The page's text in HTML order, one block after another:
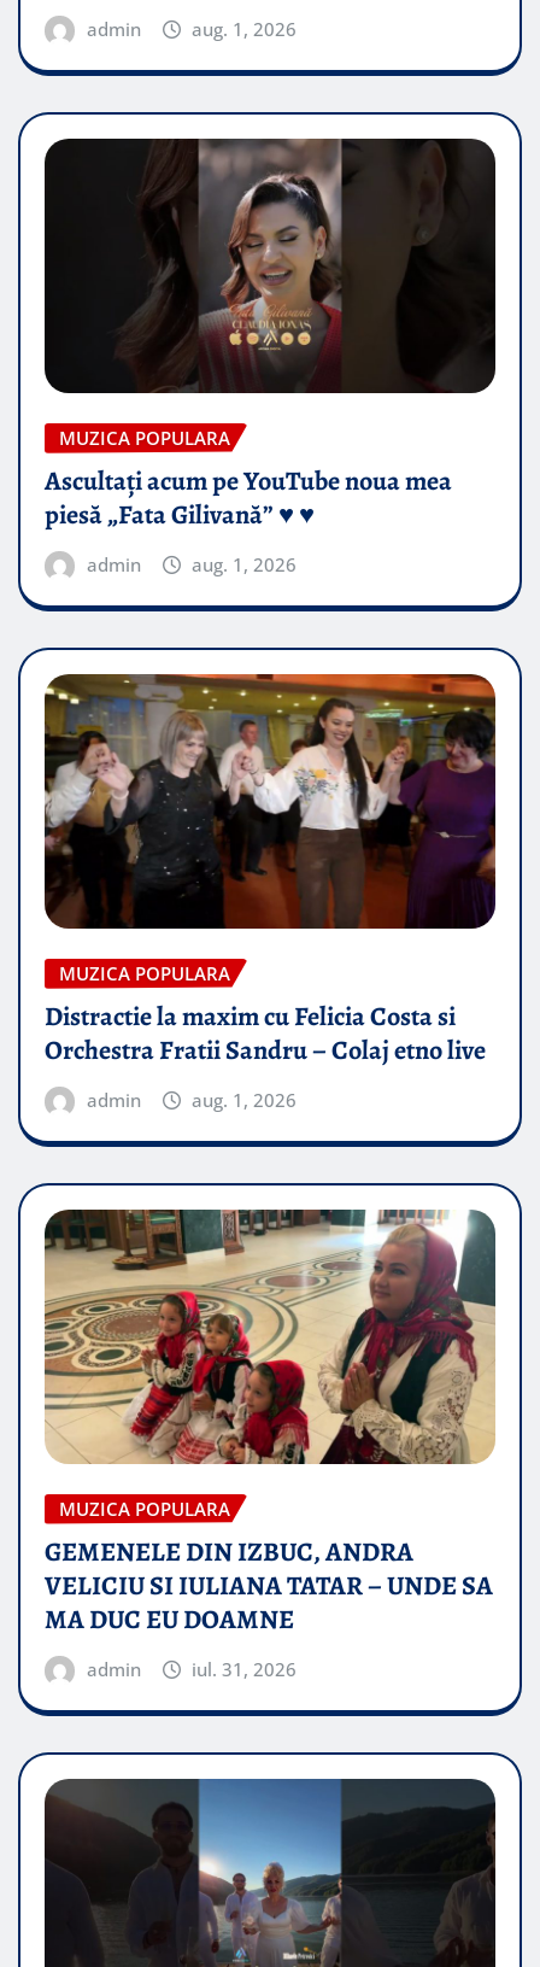
admin aug. 1, 2026
MUZICA POPULARA
Ascultați acum pe YouTube noua mea
piesă „Fata Gilivană” ♥️ ♥️
admin aug. 1, 2026
MUZICA POPULARA
Distractie la maxim cu Felicia Costa si
Orchestra Fratii Sandru – Colaj etno live
admin aug. 1, 2026
MUZICA POPULARA
GEMENELE DIN IZBUC, ANDRA
VELICIU SI IULIANA TATAR – UNDE SA
MA DUC EU DOAMNE
admin iul. 31, 2026